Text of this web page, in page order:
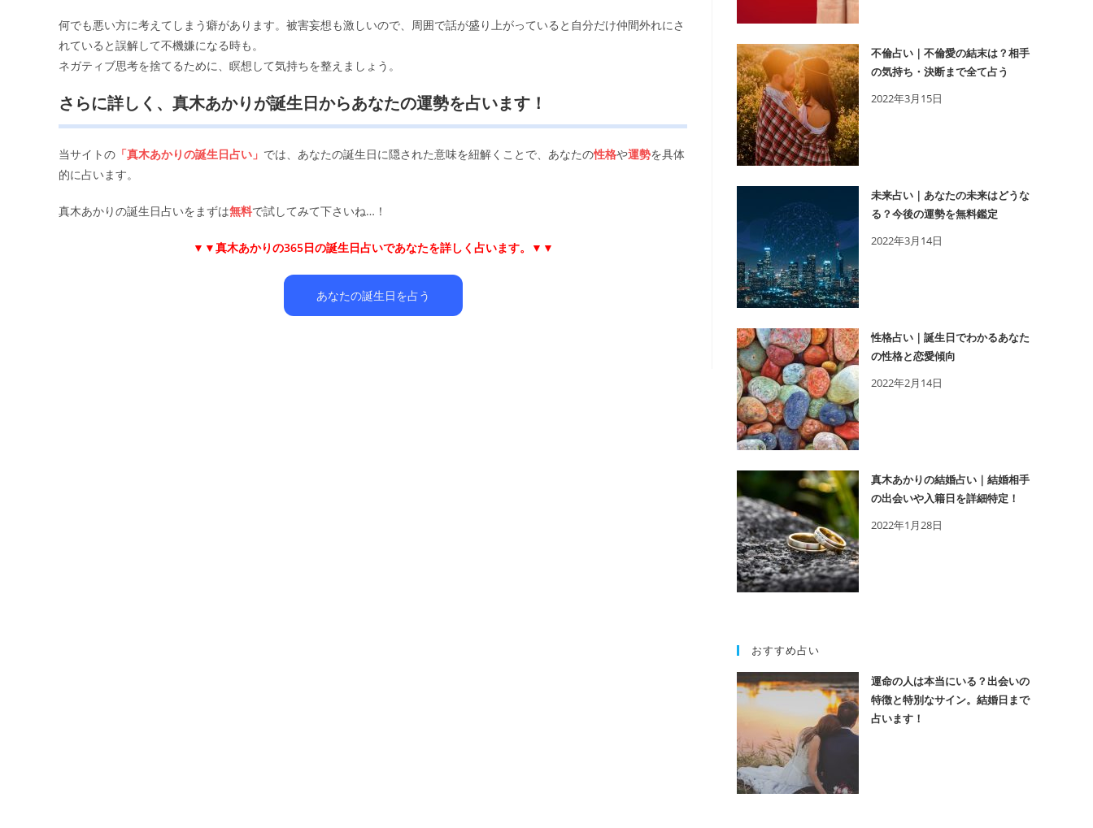
何でも悪い方に考えてしまう癖があります。被害妄想も激しいので、周囲で話が盛り上がっていると自分だけ仲間外れにさ
れていると誤解して不機嫌になる時も。
ネガティブ思考を捨てるために、瞑想して気持ちを整えましょう。
さらに詳しく、真木あかりが誕生日からあなたの運勢を占います！
当サイトの 「真木あかりの誕生日占い」 では、あなたの誕生日に隠された意味を紐解くことで、あなたの性格や運勢を具体
的に占います。
真木あかりの誕生日占いをまずは無料で試してみて下さいね…！
▼▼真木あかりの365日の誕生日占いであなたを詳しく占います。▼▼
あなたの誕生日を占う
不倫占い｜不倫愛の結末は？相手
の気持ち・決断まで全て占う
2022年3月15日
未来占い｜あなたの未来はどうな
る？今後の運勢を無料鑑定
2022年3月14日
性格占い｜誕生日でわかるあなた
の性格と恋愛傾向
2022年2月14日
真木あかりの結婚占い｜結婚相手
の出会いや入籍日を詳細特定！
2022年1月28日
おすすめ占い
運命の人は本当にいる？出会いの
特徴と特別なサイン。結婚日まで
占います！